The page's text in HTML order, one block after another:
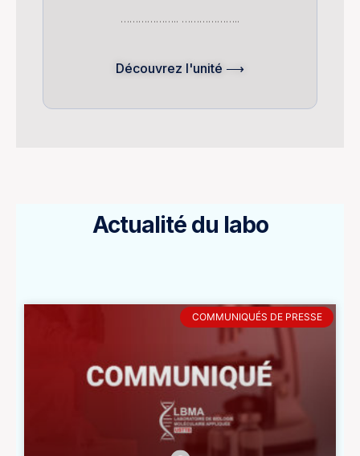
……………….. ………………..
Découvrez l'unité ⟶
Actualité du labo
COMMUNIQUÉS DE PRESSE